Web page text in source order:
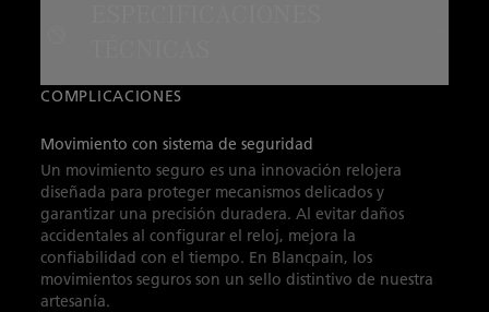
COMPLICACIONES
Movimiento con sistema de seguridad
Un movimiento seguro es una innovación relojera
diseñada para proteger mecanismos delicados y
garantizar una precisión duradera. Al evitar daños
accidentales al configurar el reloj, mejora la
confiabilidad con el tiempo. En Blancpain, los
movimientos seguros son un sello distintivo de nuestra
artesanía.